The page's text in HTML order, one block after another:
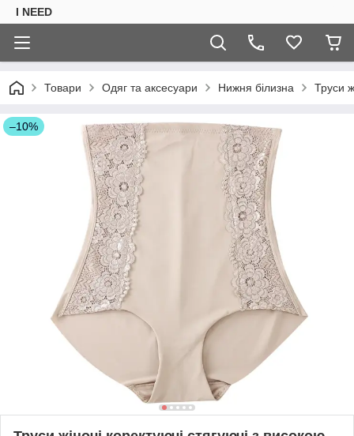
I NEED
Товари Одяг та аксесуари Нижня білизна Труси
–10%